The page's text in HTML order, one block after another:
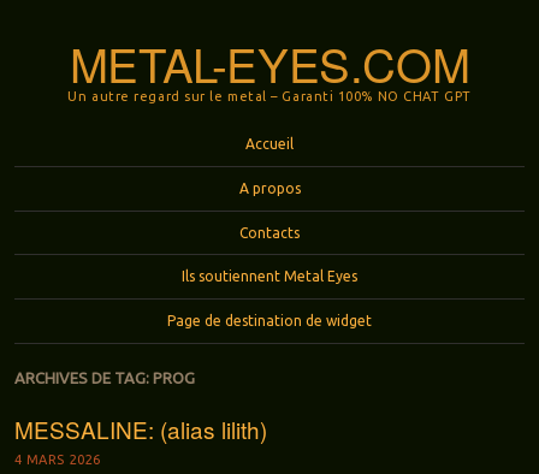
METAL-EYES.COM
Un autre regard sur le metal – Garanti 100% NO CHAT GPT
Accueil
A propos
Contacts
Ils soutiennent Metal Eyes
Page de destination de widget
ARCHIVES DE TAG: PROG
MESSALINE: (alias lilith)
4 MARS 2026